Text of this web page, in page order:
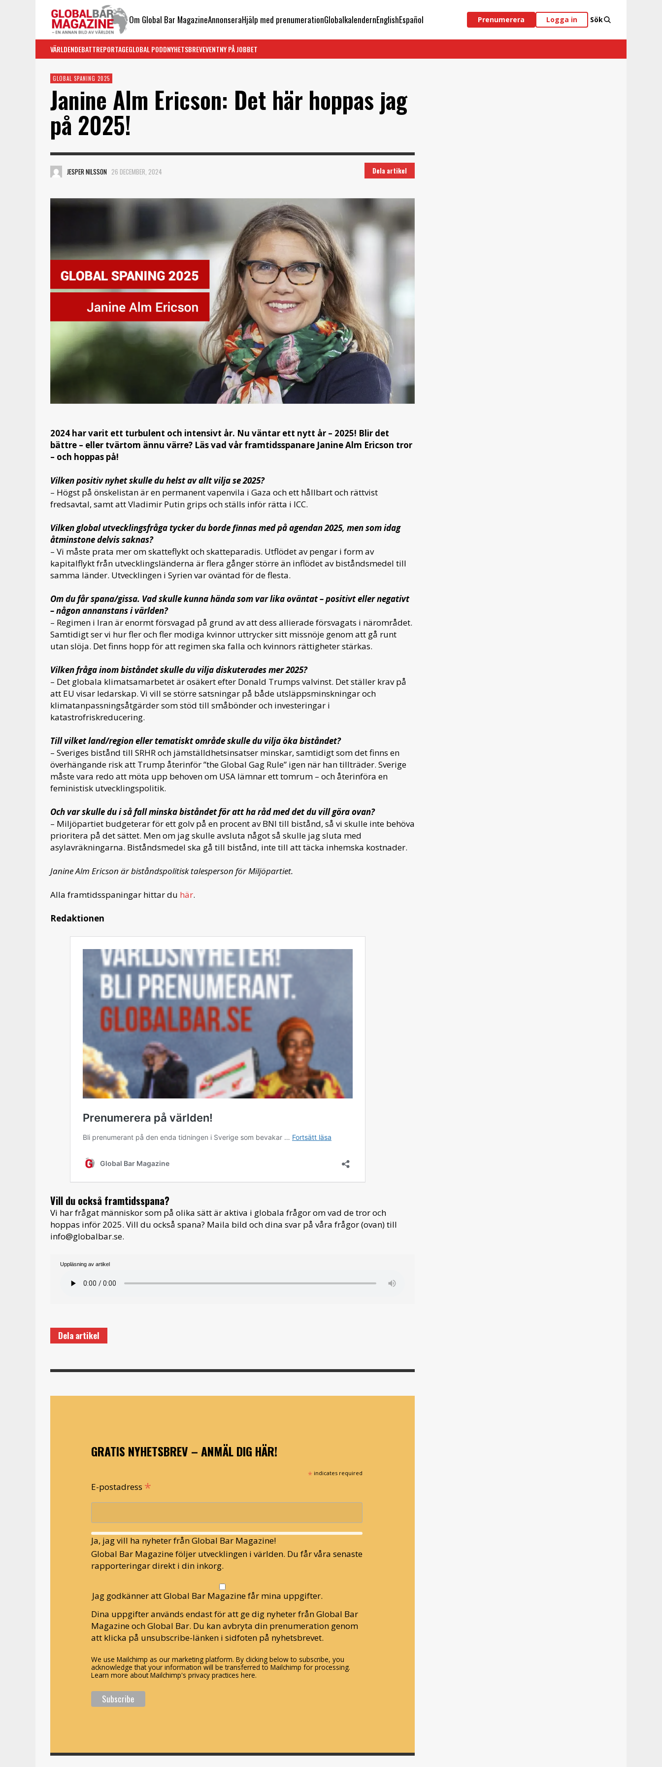
Om Global Bar MagazineAnnonseraHjälp med prenumerationGlobalkalendernEnglishEspañol Prenumerera Logga in Sök
VÄRLDENDEBATTREPORTAGEGLOBAL PODDNYHETSBREVEVENTNY PÅ JOBBET
GLOBAL SPANING 2025
Janine Alm Ericson: Det här hoppas jag
på 2025!
JESPER NILSSON 26 DECEMBER, 2024 Dela artikel
2024 har varit ett turbulent och intensivt år. Nu väntar ett nytt år – 2025! Blir det
bättre – eller tvärtom ännu värre? Läs vad vår framtidsspanare Janine Alm Ericson tror
– och hoppas på!
Vilken positiv nyhet skulle du helst av allt vilja se 2025?
– Högst på önskelistan är en permanent vapenvila i Gaza och ett hållbart och rättvist
fredsavtal, samt att Vladimir Putin grips och ställs inför rätta i ICC.
Vilken global utvecklingsfråga tycker du borde finnas med på agendan 2025, men som idag
åtminstone delvis saknas?
– Vi måste prata mer om skatteflykt och skatteparadis. Utflödet av pengar i form av
kapitalflykt från utvecklingsländerna är flera gånger större än inflödet av biståndsmedel till
samma länder. Utvecklingen i Syrien var oväntad för de flesta.
Om du får spana/gissa. Vad skulle kunna hända som var lika oväntat – positivt eller negativt
– någon annanstans i världen?
– Regimen i Iran är enormt försvagad på grund av att dess allierade försvagats i närområdet.
Samtidigt ser vi hur fler och fler modiga kvinnor uttrycker sitt missnöje genom att gå runt
utan slöja. Det finns hopp för att regimen ska falla och kvinnors rättigheter stärkas.
Vilken fråga inom biståndet skulle du vilja diskuterades mer 2025?
– Det globala klimatsamarbetet är osäkert efter Donald Trumps valvinst. Det ställer krav på
att EU visar ledarskap. Vi vill se större satsningar på både utsläppsminskningar och
klimatanpassningsåtgärder som stöd till småbönder och investeringar i
katastrofriskreducering.
Till vilket land/region eller tematiskt område skulle du vilja öka biståndet?
– Sveriges bistånd till SRHR och jämställdhetsinsatser minskar, samtidigt som det finns en
överhängande risk att Trump återinför ”the Global Gag Rule” igen när han tillträder. Sverige
måste vara redo att möta upp behoven om USA lämnar ett tomrum – och återinföra en
feministisk utvecklingspolitik.
Och var skulle du i så fall minska biståndet för att ha råd med det du vill göra ovan?
– Miljöpartiet budgeterar för ett golv på en procent av BNI till bistånd, så vi skulle inte behöva
prioritera på det sättet. Men om jag skulle avsluta något så skulle jag sluta med
asylavräkningarna. Biståndsmedel ska gå till bistånd, inte till att täcka inhemska kostnader.
Janine Alm Ericson är biståndspolitisk talesperson för Miljöpartiet.
Alla framtidsspaningar hittar du här.
Redaktionen
Vill du också framtidsspana?
Vi har frågat människor som på olika sätt är aktiva i globala frågor om vad de tror och
hoppas inför 2025. Vill du också spana? Maila bild och dina svar på våra frågor (ovan) till
info@globalbar.se.
Uppläsning av artikel
Dela artikel
GRATIS NYHETSBREV – ANMÄL DIG HÄR!
* indicates required
E-postadress *
Ja, jag vill ha nyheter från Global Bar Magazine!
Global Bar Magazine följer utvecklingen i världen. Du får våra senaste
rapporteringar direkt i din inkorg.
Jag godkänner att Global Bar Magazine får mina uppgifter.
Dina uppgifter används endast för att ge dig nyheter från Global Bar
Magazine och Global Bar. Du kan avbryta din prenumeration genom
att klicka på unsubscribe-länken i sidfoten på nyhetsbrevet.
We use Mailchimp as our marketing platform. By clicking below to subscribe, you
acknowledge that your information will be transferred to Mailchimp for processing.
Learn more about Mailchimp's privacy practices here.